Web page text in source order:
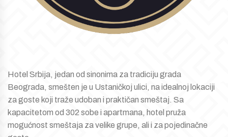
Hotel Srbija, jedan od sinonima za tradiciju grada
Beograda, smešten je u Ustaničkoj ulici, na idealnoj lokaciji
za goste koji traže udoban i praktičan smeštaj. Sa
kapacitetom od 302 sobe i apartmana, hotel pruža
mogućnost smeštaja za velike grupe, ali i za pojedinačne